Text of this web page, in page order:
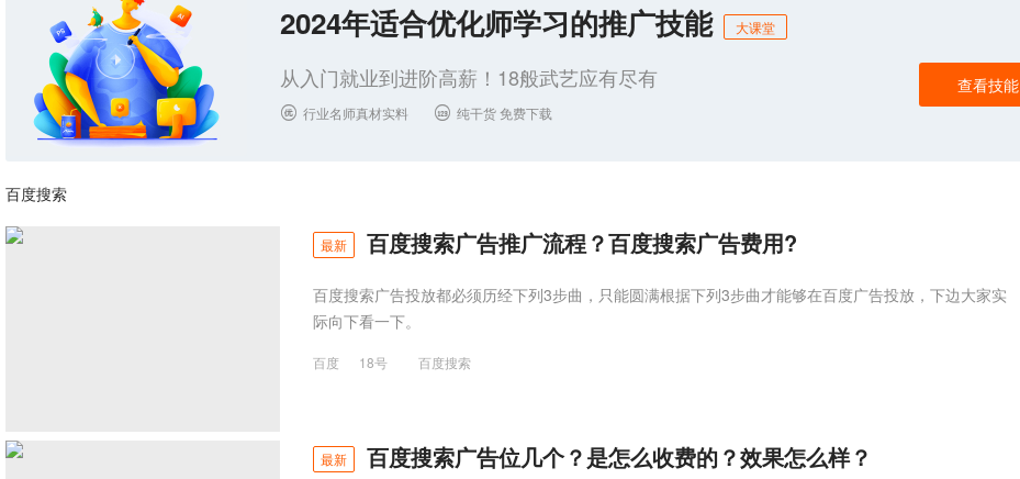
2024年适合优化师学习的推广技能 大课堂
从入门就业到进阶高薪！18般武艺应有尽有
 行业名师真材实料  纯干货 免费下载
查看技能
百度搜索
最新 百度搜索广告推广流程？百度搜索广告费用?
百度搜索广告投放都必须历经下列3步曲，只能圆满根据下列3步曲才能够在百度广告投放，下边大家实
际向下看一下。
百度 18号 百度搜索
最新 百度搜索广告位几个？是怎么收费的？效果怎么样？